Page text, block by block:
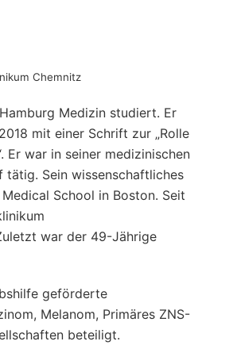
Chemnitz
Medizin studiert. Er
mit einer Schrift zur „Rolle
Er war in seiner medizinischen
tätig. Sein wissenschaftliches
School in Boston. Seit
war der 49-Jährige
geförderte
Melanom, Primäres ZNS-
beteiligt.